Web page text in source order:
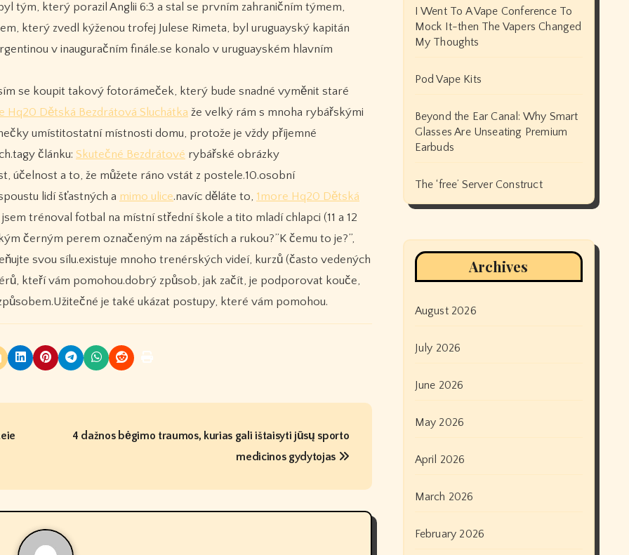
tým, který porazil Anglii 6:3 a stal se prvním zahraničním týmem,
který zvedl kýženou trofej Julese Rimeta, byl uruguayský kapitán
v inauguračním finále.se konalo v uruguayském hlavním
se koupit takový fotorámeček, který bude snadné vyměnit staré
Hq20 Dětská Bezdrátová Sluchátka že velký rám s mnoha rybářskými
umístitostatní místnosti domu, protože je vždy příjemné
článku: Skutečné Bezdrátové rybářské obrázky
účelnost a to, že můžete ráno vstát z postele.10.osobní
lidí šťastných a mimo ulice.navíc děláte to, 1more Hq20 Dětská
trénoval fotbal na místní střední škole a tito mladí chlapci (11 a 12
černým perem označeným na zápěstích a rukou?”K čemu to je?”,
svou sílu.existuje mnoho trenérských videí, kurzů (často vedených
kteří vám pomohou.dobrý způsob, jak začít, je podporovat kouče,
je také ukázat postupy, které vám pomohou.
4 dažnos bėgimo traumos, kurias gali ištaisyti jūsų sporto
medicinos gydytojas
I Went To A Vape Conference To
Mock It-then The Vapers Changed
My Thoughts
Pod Vape Kits
Beyond the Ear Canal: Why Smart
Glasses Are Unseating Premium
Earbuds
The ‘free’ Server Construct
Archives
August 2026
July 2026
June 2026
May 2026
April 2026
March 2026
February 2026